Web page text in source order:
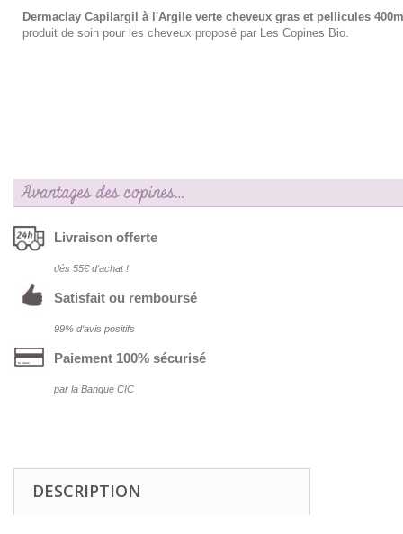
Dermaclay Capilargil à l'Argile verte cheveux gras et pellicules
produit de soin pour les cheveux proposé par Les Copines Bio.
Avantages des copines…
Livraison offerte
dés 55€ d‘achat !
Satisfait ou remboursé
99% d‘avis positifs
Paiement 100% sécurisé
par la Banque CIC
DESCRIPTION